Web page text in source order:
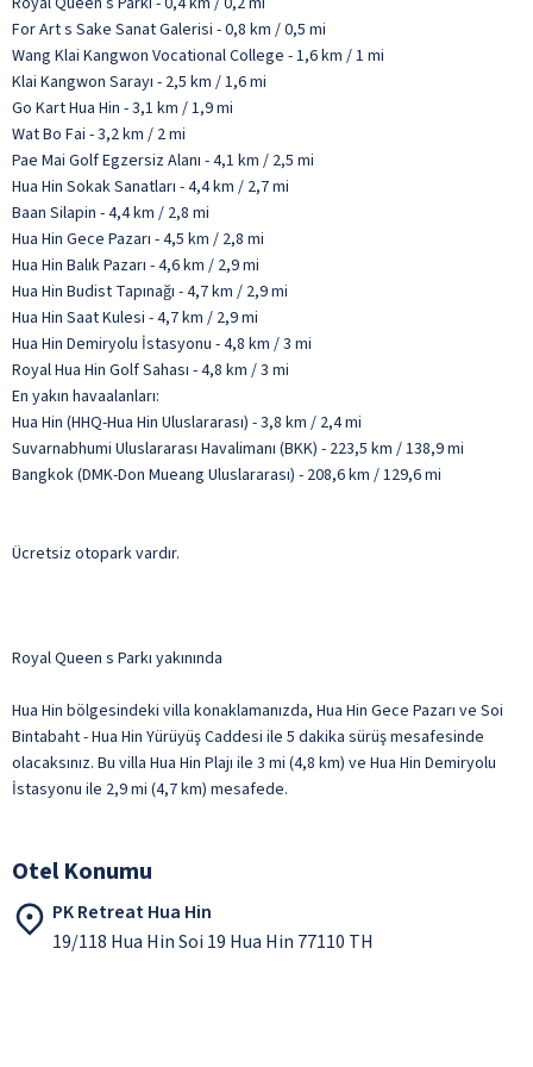
For Art s Sake Sanat Galerisi - 0,8 km / 0,5 mi
Wang Klai Kangwon Vocational College - 1,6 km / 1 mi
Klai Kangwon Sarayı - 2,5 km / 1,6 mi
Go Kart Hua Hin - 3,1 km / 1,9 mi
Wat Bo Fai - 3,2 km / 2 mi
Pae Mai Golf Egzersiz Alanı - 4,1 km / 2,5 mi
Hua Hin Sokak Sanatları - 4,4 km / 2,7 mi
Baan Silapin - 4,4 km / 2,8 mi
Hua Hin Gece Pazarı - 4,5 km / 2,8 mi
Hua Hin Balık Pazarı - 4,6 km / 2,9 mi
Hua Hin Budist Tapınağı - 4,7 km / 2,9 mi
Hua Hin Saat Kulesi - 4,7 km / 2,9 mi
Hua Hin Demiryolu İstasyonu - 4,8 km / 3 mi
Royal Hua Hin Golf Sahası - 4,8 km / 3 mi
En yakın havaalanları:
Hua Hin (HHQ-Hua Hin Uluslararası) - 3,8 km / 2,4 mi
Suvarnabhumi Uluslararası Havalimanı (BKK) - 223,5 km / 138,9 mi
Bangkok (DMK-Don Mueang Uluslararası) - 208,6 km / 129,6 mi
Ücretsiz otopark vardır.
Royal Queen s Parkı yakınında
Hua Hin bölgesindeki villa konaklamanızda, Hua Hin Gece Pazarı ve Soi
Bintabaht - Hua Hin Yürüyüş Caddesi ile 5 dakika sürüş mesafesinde
olacaksınız. Bu villa Hua Hin Plajı ile 3 mi (4,8 km) ve Hua Hin Demiryolu
İstasyonu ile 2,9 mi (4,7 km) mesafede.
Otel Konumu
PK Retreat Hua Hin
19/118 Hua Hin Soi 19 Hua Hin 77110 TH